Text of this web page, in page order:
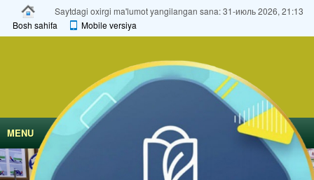
Saytdagi oxirgi ma'lumot yangilangan sana: 31-июль 2026, 21:13
Bosh sahifa
Mobile versiya
MENU